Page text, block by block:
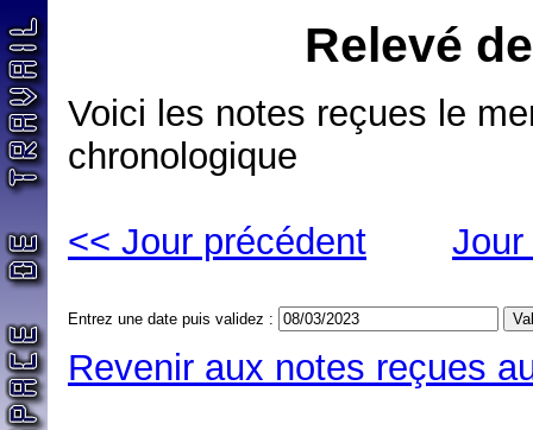
Relevé
Voici les notes reçues le
chronologique
<< Jour précédent
Entrez une date puis validez :
Revenir aux notes reçues